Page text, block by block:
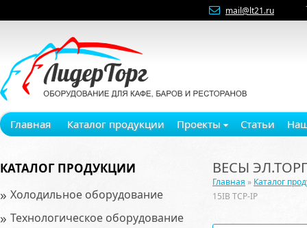
mail@lt21.ru
Главная Каталог продукции Проекты Статьи
КАТАЛОГ ПРОДУКЦИИ
» Холодильное оборудование
» Технологическое оборудование
ВЕСЫ
Главная » Каталог
15IB TCP-IP